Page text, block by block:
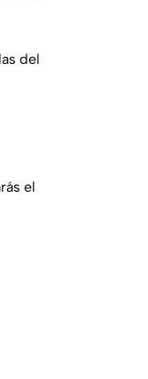
del
el